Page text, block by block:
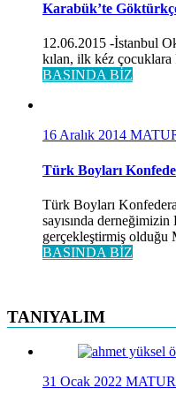
Karabük’te
12.06.2015 -İstanbul
kılan, ilk kéz çocuklara
BASINDA BİZ
16 Aralık 2014
Türk Boyları
Türk Boyları
sayısında
gerçekleştirmiş olduğu
BASINDA BİZ
TANIYALIM
31 Ocak 2022